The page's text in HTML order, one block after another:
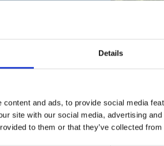
Details
and ads, to provide social media
site with our social media, advertising
to them or that they’ve collected
Die Auswahl kann
, eine
mit einer...
& Erleben TOPP